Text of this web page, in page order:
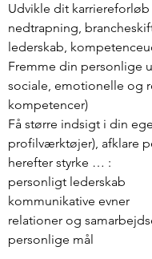
Udvikle dit
nedtrapning,
lederskab,
Fremme din personlige
sociale, emotionelle og
kompetencer)
Få større indsigt i din
profilværktøjer), afklare
herefter styrke … :
personligt lederskab
kommunikative evner
relationer og
personlige mål